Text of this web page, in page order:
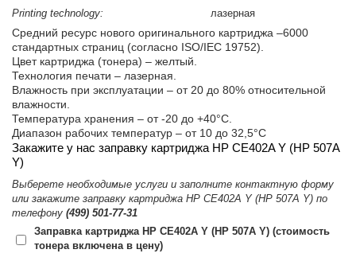
Printing technology:
лазерная
Средний ресурс нового оригинального картриджа –6000
стандартных страниц (согласно ISO/IEC 19752).
Цвет картриджа (тонера) – желтый.
Технология печати – лазерная.
Влажность при эксплуатации – от 20 до 80% относительной
влажности.
Температура хранения – от -20 до +40°C.
Диапазон рабочих температур – от 10 до 32,5°С
Закажите у нас заправку картриджа HP CE402A Y (HP 507A
Y)
Выберете необходимые услуги и заполните контактную форму
или закажите заправку картриджа HP CE402A Y (HP 507A Y) по
телефону (499) 501-77-31
Заправка картриджа HP CE402A Y (HP 507A Y) (стоимость
тонера включена в цену)